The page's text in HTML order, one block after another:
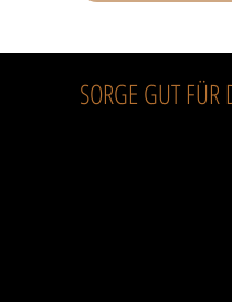
SORGE GUT FÜR